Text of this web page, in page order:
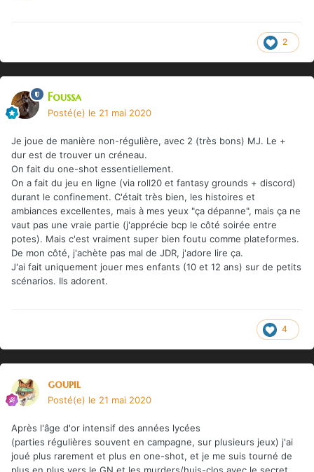
2
Foussa
Posté(e) le 21 mai 2020
Je joue de manière non-régulière, avec 2 (très bons) MJ. Le +
dur est de trouver un créneau.
On fait du one-shot essentiellement.
On a fait du jeu en ligne (via roll20 et fantasy grounds + discord)
durant le confinement. C'était très bien, les histoires et
ambiances excellentes, mais à mes yeux "ça dépanne", mais ça ne
vaut pas une vraie partie (j'apprécie bcp le côté soirée entre
potes). Mais c'est vraiment super bien foutu comme plateformes.
De mon côté, j'achète pas mal de JDR, j'adore lire ça.
J'ai fait uniquement jouer mes enfants (10 et 12 ans) sur de petits
scénarios. Ils adorent.
4
goupil
Posté(e) le 21 mai 2020
Après l'âge d'or intensif des années lycées
(parties régulières souvent en campagne, sur plusieurs jeux) j'ai
joué plus rarement et plus en one-shot, et je me suis tourné de